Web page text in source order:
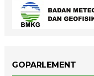
GOPARLEMENT